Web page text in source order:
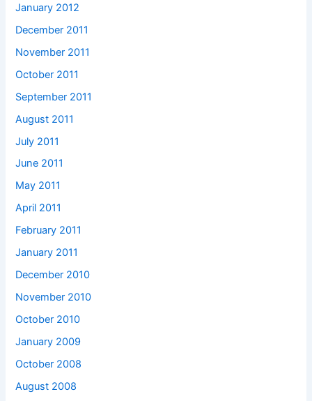
January 2012
December 2011
November 2011
October 2011
September 2011
August 2011
July 2011
June 2011
May 2011
April 2011
February 2011
January 2011
December 2010
November 2010
October 2010
January 2009
October 2008
August 2008